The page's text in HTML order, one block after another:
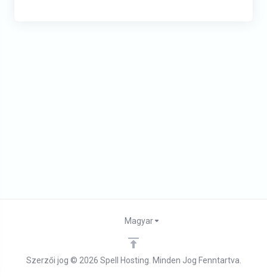
Szerzői jog © 2026 Spell Hosting. Minden Jog Fenntartva.
Magyar